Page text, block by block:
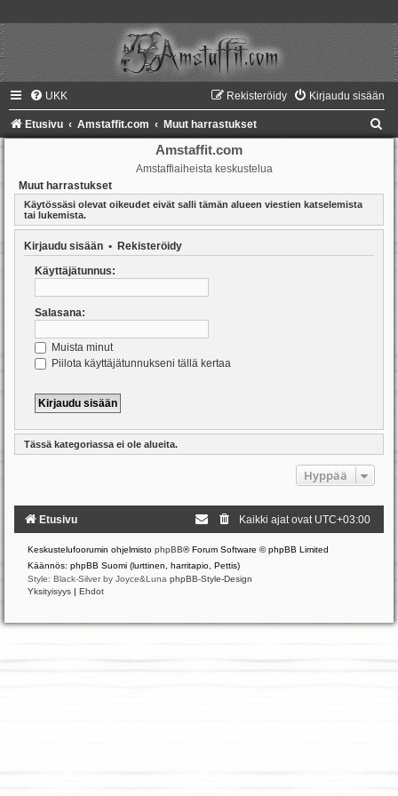
UKK Kirjaudu sisään
Rekisteröidy
Etusivu Amstaffit.com Muut harrastukset
Amstaffit.com
Amstaffiaiheista keskustelua
Muut harrastukset
Käytössäsi olevat oikeudet eivät salli tämän alueen viestien katselemista
tai lukemista.
Kirjaudu sisään • Rekisteröidy
Käyttäjätunnus:
Salasana:
Muista minut
Piilota käyttäjätunnukseni tällä kertaa
Tässä kategoriassa ei ole alueita.
Hyppää
Etusivu Kaikki ajat ovat UTC+03:00
Keskustelufoorumin ohjelmisto phpBB® Forum Software © phpBB Limited
Käännös: phpBB Suomi (lurttinen, harritapio, Pettis)
Style: Black-Silver by Joyce&Luna phpBB-Style-Design
Yksityisyys | Ehdot